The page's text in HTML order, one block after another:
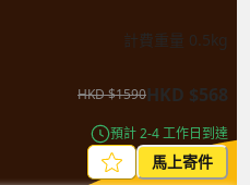
計費重量 0.5kg
HKD$1590HKD $568
預計 2-4 工作日到達
馬上寄件